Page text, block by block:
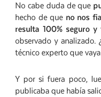
No cabe duda de que
hecho de que no nos
resulta 100% seguro
observado y analizado.
técnico experto que
Y por si fuera poco,
publicaba que había